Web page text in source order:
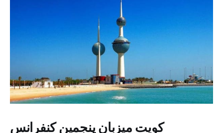
کویت میزبان پنجمین کنفرانس